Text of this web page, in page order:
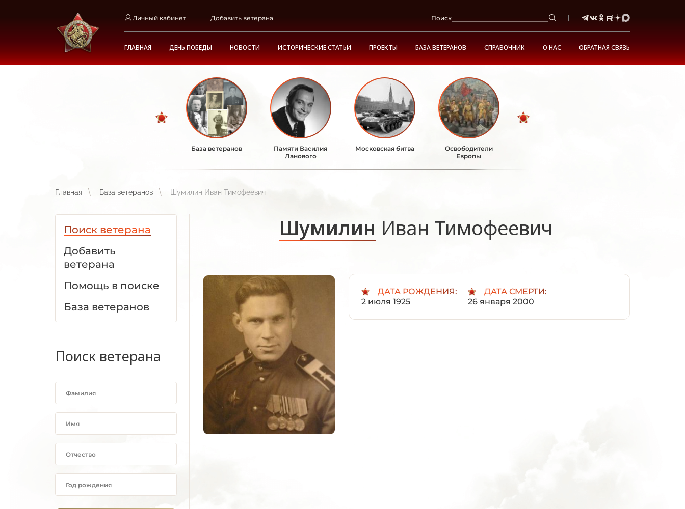
Личный кабинет Добавить ветерана Поиск
ГЛАВНАЯ ДЕНЬ ПОБЕДЫ НОВОСТИ ИСТОРИЧЕСКИЕ СТАТЬИ ПРОЕКТЫ БАЗА ВЕТЕРАНОВ СПРАВОЧНИК О НАС ОБРАТНАЯ СВЯЗЬ
База ветеранов
Памяти Василия
Ланового
Московская битва
Освободители
Европы
Главная База ветеранов Шумилин Иван Тимофеевич
Поиск ветерана
Добавить
ветерана
Помощь в поиске
База ветеранов
Поиск ветерана
Шумилин Иван Тимофеевич
ДАТА РОЖДЕНИЯ:
2 июля 1925
ДАТА СМЕРТИ:
26 января 2000